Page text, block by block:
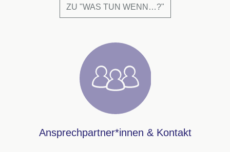
ZU "WAS TUN WENN…?"
Ansprechpartner*innen & Kontakt